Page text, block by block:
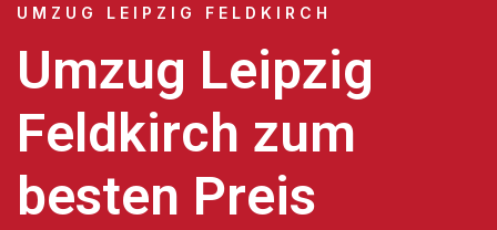
UMZUG LEIPZIG FELDKIRCH
Umzug Leipzig
Feldkirch zum
besten Preis